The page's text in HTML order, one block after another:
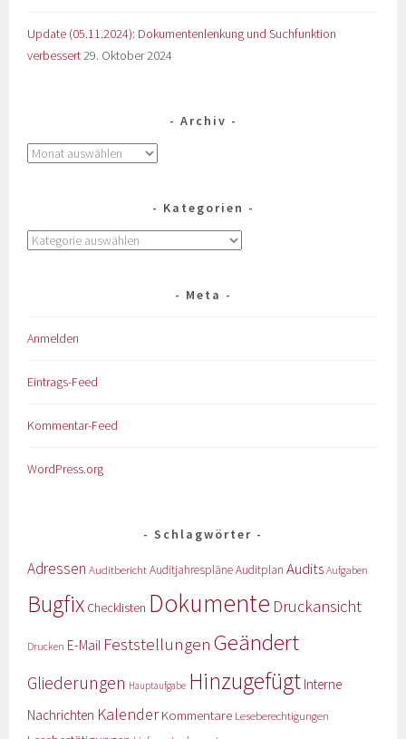
Update (05.11.2024): Dokumentenlenkung und Suchfunktion
verbessert29. Oktober 2024
Archiv
Kategorien
Meta
Anmelden
Eintrags-Feed
Kommentar-Feed
WordPress.org
Schlagwörter
Adressen AuditberichtAuditjahrespläneAuditplan Audits Aufgaben
Bugfix Checklisten Dokumente Druckansicht
Drucken E-Mail Feststellungen Geändert
Gliederungen Hauptaufgabe Hinzugefügt Interne
Nachrichten KalenderKommentare Leseberechtigungen